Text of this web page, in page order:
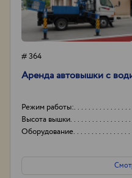
# 364
Аренда автовышки с
Режим работы:
Высота вышки
Оборудование